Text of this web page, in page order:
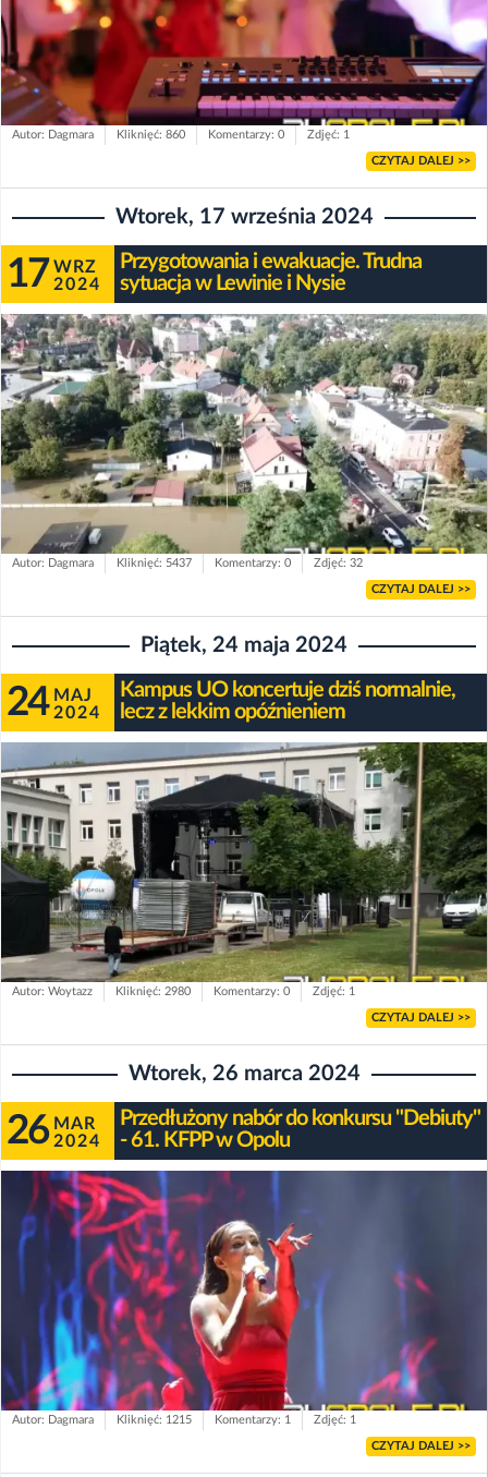
Autor: Dagmara Kliknięć: 860 Komentarzy: 0 Zdjęć: 1
CZYTAJ DALEJ >>
Wtorek, 17 września 2024
17 WRZ
2024
Przygotowania i ewakuacje. Trudna
sytuacja w Lewinie i Nysie
Autor: Dagmara Kliknięć: 5437 Komentarzy: 0 Zdjęć: 32
CZYTAJ DALEJ >>
Piątek, 24 maja 2024
24 MAJ
2024
Kampus UO koncertuje dziś normalnie,
lecz z lekkim opóźnieniem
Autor: Woytazz Kliknięć: 2980 Komentarzy: 0 Zdjęć: 1
CZYTAJ DALEJ >>
Wtorek, 26 marca 2024
26 MAR
2024
Przedłużony nabór do konkursu "Debiuty"
- 61. KFPP w Opolu
Autor: Dagmara Kliknięć: 1215 Komentarzy: 1 Zdjęć: 1
CZYTAJ DALEJ >>